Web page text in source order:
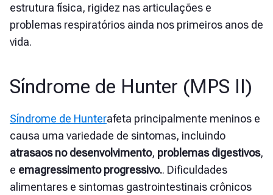
estrutura física, rigidez nas articulações e
problemas respiratórios ainda nos primeiros anos de
vida.
Síndrome de Hunter (MPS II)
Síndrome de Hunterafeta principalmente meninos e
causa uma variedade de sintomas, incluindo
atrasaos no desenvolvimento, problemas digestivos,
e emagressimento progressivo.. Dificuldades
alimentares e sintomas gastrointestinais crônicos